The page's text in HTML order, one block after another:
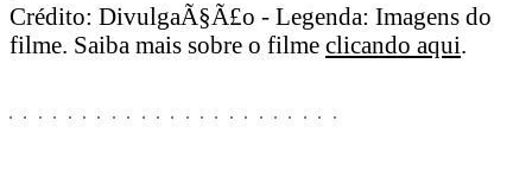
Crédito: DivulgaÃ§Ã£o - Legenda: Imagens do
filme. Saiba mais sobre o filme clicando aqui.